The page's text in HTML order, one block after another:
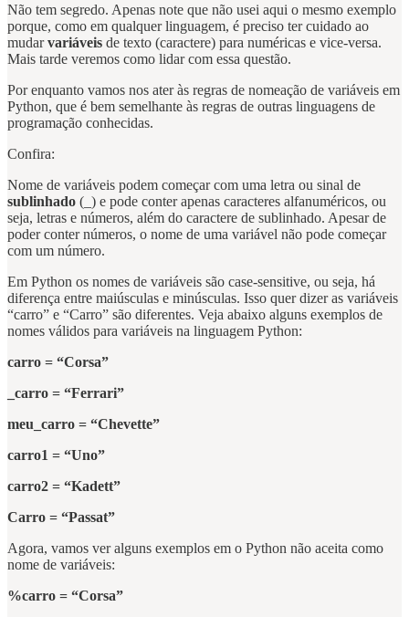
Não tem segredo. Apenas note que não usei aqui o mesmo exemplo
porque, como em qualquer linguagem, é preciso ter cuidado ao
mudarvariáveis de texto (caractere) para numéricas e vice-versa.
Mais tarde veremos como lidar com essa questão.
Por enquanto vamos nos ater às regras de nomeação de variáveis em
Python, que é bem semelhante às regras de outras linguagens de
programação conhecidas.
Confira:
Nome de variáveis podem começar com uma letra ou sinal de
sublinhado (_) e pode conter apenas caracteres alfanuméricos, ou
seja, letras e números, além do caractere de sublinhado. Apesar de
poder conter números, o nome de uma variável não pode começar
com um número.
Em Python os nomes de variáveis são case-sensitive, ou seja, há
diferença entre maiúsculas e minúsculas. Isso quer dizer as variáveis
“carro” e “Carro” são diferentes. Veja abaixo alguns exemplos de
nomes válidos para variáveis na linguagem Python:
carro = “Corsa”
_carro = “Ferrari”
meu_carro = “Chevette”
carro1 = “Uno”
carro2 = “Kadett”
Carro = “Passat”
Agora, vamos ver alguns exemplos em o Python não aceita como
nome de variáveis:
%carro = “Corsa”